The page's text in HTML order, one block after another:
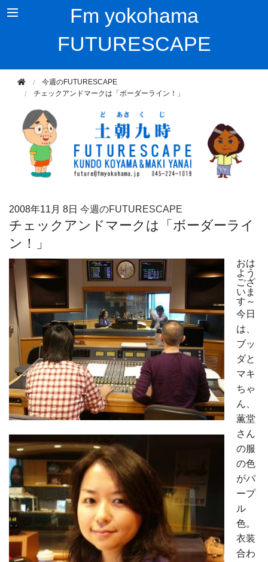
Fm yokohama
FUTURESCAPE
今週のFUTURESCAPE
チェックアンドマークは「ボーダーライン！」
2008年11月 8日 今週のFUTURESCAPE
チェックアンドマークは「ボーダーライ
ン！」
おは
よう
ござ
いま
す～
今日
は、
ブッ
ダと
マキ
ちゃ
ん、
薫堂
さん
の服
の色
がパ
ープ
ル
色。
衣装
合わ